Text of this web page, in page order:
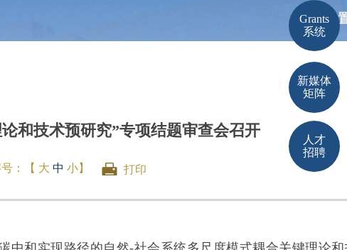
当前位
和技术预研究”专项结题审查会召开
：【 大 中 小】 打印
Grants
系统
新媒体
矩阵
人才
招聘